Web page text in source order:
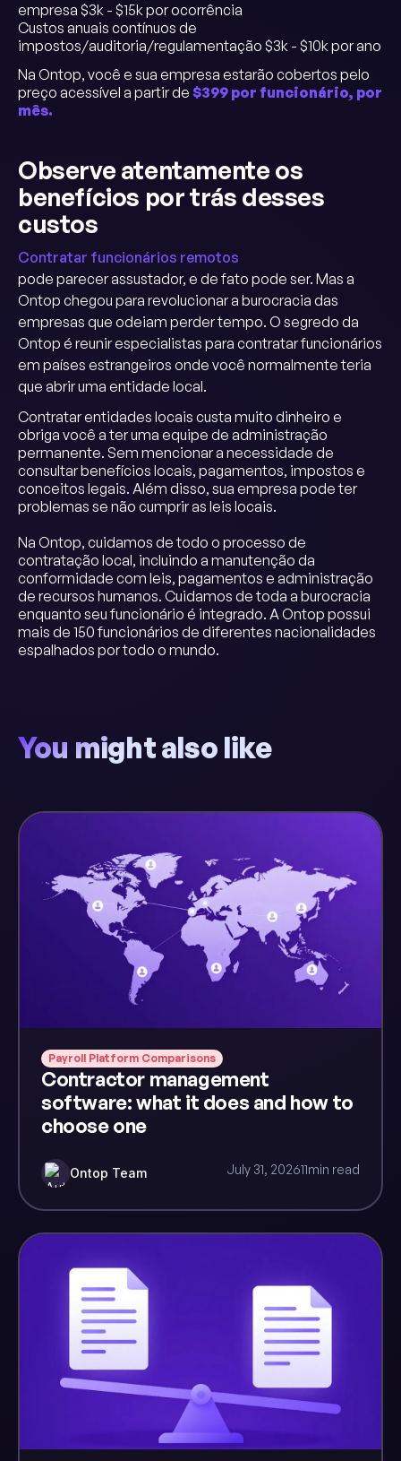
empresa $3k - $15k por ocorrência
Custos anuais contínuos de
impostos/auditoria/regulamentação $3k - $10k por ano
Na Ontop, você e sua empresa estarão cobertos pelo
preço acessível a partir de $399 por funcionário, por
mês.
Observe atentamente os
benefícios por trás desses
custos
Contratar funcionários remotos
pode parecer assustador, e de fato pode ser. Mas a
Ontop chegou para revolucionar a burocracia das
empresas que odeiam perder tempo. O segredo da
Ontop é reunir especialistas para contratar funcionários
em países estrangeiros onde você normalmente teria
que abrir uma entidade local.
Contratar entidades locais custa muito dinheiro e
obriga você a ter uma equipe de administração
permanente. Sem mencionar a necessidade de
consultar benefícios locais, pagamentos, impostos e
conceitos legais. Além disso, sua empresa pode ter
problemas se não cumprir as leis locais.
Na Ontop, cuidamos de todo o processo de
contratação local, incluindo a manutenção da
conformidade com leis, pagamentos e administração
de recursos humanos. Cuidamos de toda a burocracia
enquanto seu funcionário é integrado. A Ontop possui
mais de 150 funcionários de diferentes nacionalidades
espalhados por todo o mundo.
You might also like
Payroll Platform Comparisons
Contractor management
software: what it does and how to
choose one
Ontop Team July 31, 202611min read